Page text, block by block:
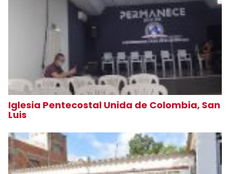
Iglesia Pentecostal Unida de Colombia, San
Luis